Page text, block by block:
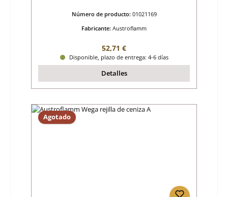
Número de producto: 01021169
Fabricante: Austroflamm
Precio normal:
52,71 €
Disponible, plazo de entrega: 4-6 días
Detalles
Agotado